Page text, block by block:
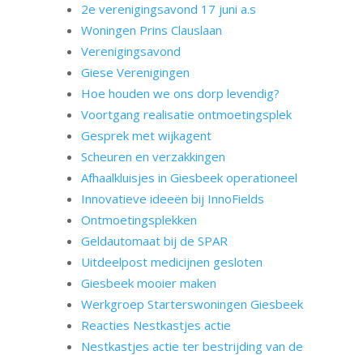
2e verenigingsavond 17 juni a.s
Woningen Prins Clauslaan
Verenigingsavond
Giese Verenigingen
Hoe houden we ons dorp levendig?
Voortgang realisatie ontmoetingsplek
Gesprek met wijkagent
Scheuren en verzakkingen
Afhaalkluisjes in Giesbeek operationeel
Innovatieve ideeën bij InnoFields
Ontmoetingsplekken
Geldautomaat bij de SPAR
Uitdeelpost medicijnen gesloten
Giesbeek mooier maken
Werkgroep Starterswoningen Giesbeek
Reacties Nestkastjes actie
Nestkastjes actie ter bestrijding van de